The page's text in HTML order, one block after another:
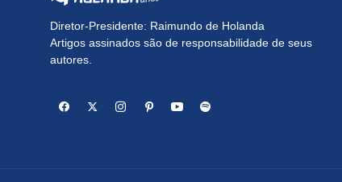
Diretor-Presidente: Raimundo de Holanda
Artigos assinados são de responsabilidade de seus
autores.